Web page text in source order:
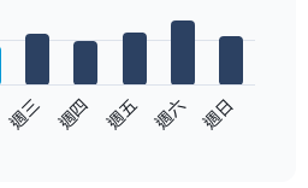
週三 週四 週五 週六 週日